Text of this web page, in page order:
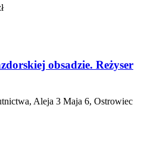
obsadzie. Reżyser
Aleja 3 Maja 6, Ostrowiec